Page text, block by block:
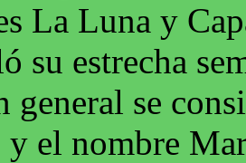
La Luna y
su estrecha
general se
y el nombre